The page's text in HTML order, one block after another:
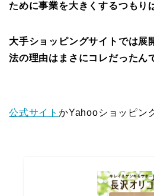
ために事業を大きくするつもり
大手ショッピングサイトでは展
法の理由はまさにコレだったん
公式サイト かYahooショッピン